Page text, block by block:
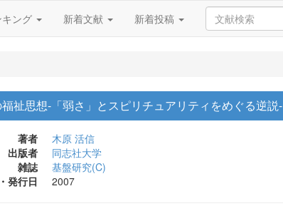
ング 新着文献 新着投稿
祉思想-「弱さ」とスピリチュアリティをめぐる逆説-
著者
木原 活信
出版者
同志社大学
雑誌
基盤研究(C)
発行日
2007